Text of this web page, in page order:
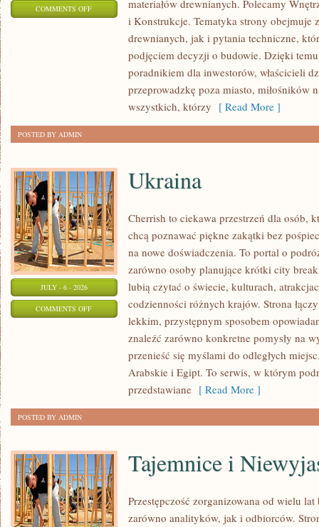
COMMENTS OFFON
FINANSOWANIE
materiałów drewnianych. Polecamy
i Konstrukcje. Tematyka strony obejmuje
drewnianych, jak i pytania techniczne,
podjęciem decyzji o budowie. Dzięki
poradnikiem dla inwestorów, właścicieli
przeprowadzkę poza miasto, miłośników
wszystkich, którzy [ Read More ]
POSTED BY ADMIN
JULY - 6 - 2026
COMMENTS OFFON
Ukraina
Cherrish to ciekawa przestrzeń dla osób,
chcą poznawać piękne zakątki bez
na nowe doświadczenia. To portal o
zarówno osoby planujące krótki city
lubią czytać o świecie, kulturach,
codzienności różnych krajów. Strona
lekkim, przystępnym sposobem
znaleźć zarówno konkretne pomysły na
przenieść się myślami do odległych
Arabskie i Egipt. To serwis, w którym
przedstawiane [ Read More ]
POSTED BY ADMIN
Tajemnice i
Przestępczość zorganizowana od wielu
zarówno analityków, jak i odbiorców.